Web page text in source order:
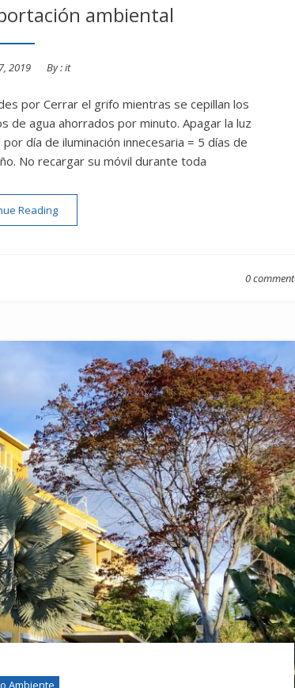
ambiental
2019 By :it
por Cerrar el grifo mientras se cepillan los
de agua ahorrados por minuto. Apagar la luz
día de iluminación innecesaria = 5 días de
No recargar su móvil durante toda
Reading“Gracias por su aportación ambiental”
0 comment
Ambiente